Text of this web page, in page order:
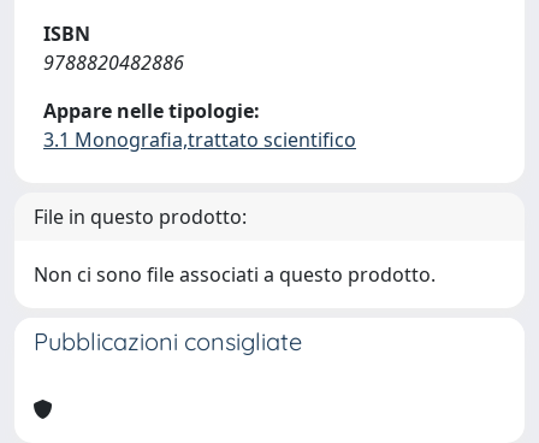
ISBN
9788820482886
Appare nelle tipologie:
3.1 Monografia,trattato scientifico
File in questo prodotto:
Non ci sono file associati a questo prodotto.
Pubblicazioni consigliate